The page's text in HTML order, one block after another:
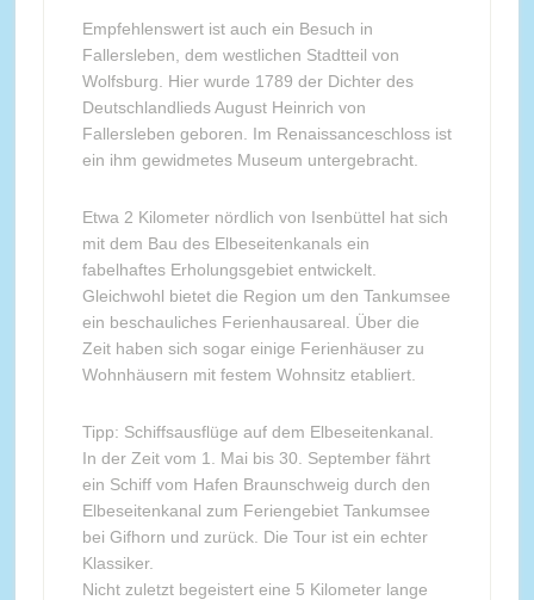
Empfehlenswert ist auch ein Besuch in
Fallersleben, dem westlichen Stadtteil von
Wolfsburg. Hier wurde 1789 der Dichter des
Deutschlandlieds August Heinrich von
Fallersleben geboren. Im Renaissanceschloss ist
ein ihm gewidmetes Museum untergebracht.
Etwa 2 Kilometer nördlich von Isenbüttel hat sich
mit dem Bau des Elbeseitenkanals ein
fabelhaftes Erholungsgebiet entwickelt.
Gleichwohl bietet die Region um den Tankumsee
ein beschauliches Ferienhausareal. Über die
Zeit haben sich sogar einige Ferienhäuser zu
Wohnhäusern mit festem Wohnsitz etabliert.
Tipp: Schiffsausflüge auf dem Elbeseitenkanal.
In der Zeit vom 1. Mai bis 30. September fährt
ein Schiff vom Hafen Braunschweig durch den
Elbeseitenkanal zum Feriengebiet Tankumsee
bei Gifhorn und zurück. Die Tour ist ein echter
Klassiker.
Nicht zuletzt begeistert eine 5 Kilometer lange